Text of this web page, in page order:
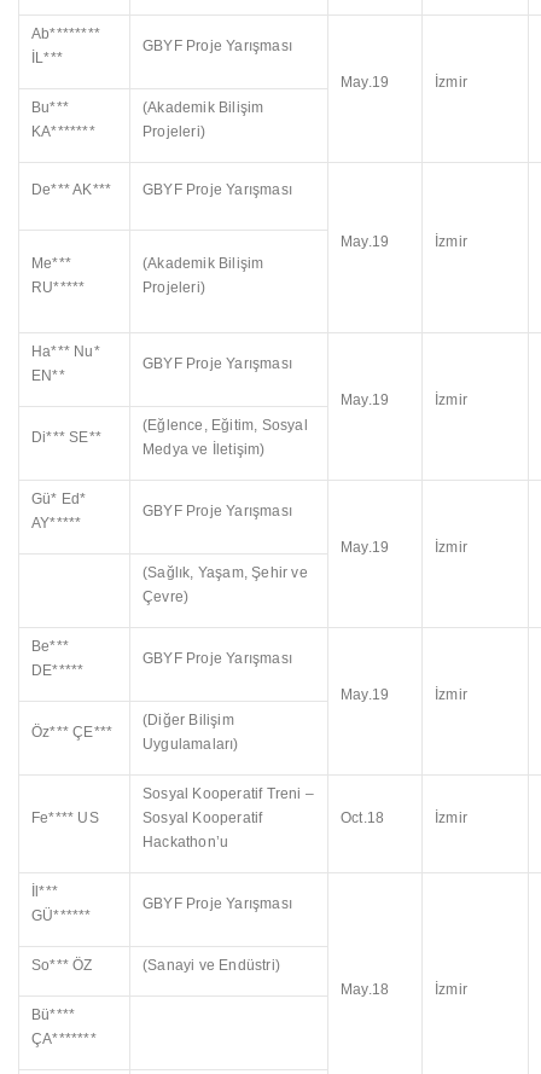
Ab********
İL***
GBYF Proje Yarışması
May.19
İzmir
Bu***
KA*******
(Akademik Bilişim
Projeleri)
De*** AK*** GBYF Proje Yarışması
May.19
İzmir
Me***
RU*****
(Akademik Bilişim
Projeleri)
Ha*** Nu*
EN**
GBYF Proje Yarışması
May.19 İzmir
Di*** SE**
(Eğlence, Eğitim, Sosyal
Medya ve İletişim)
Gü* Ed*
AY*****
GBYF Proje Yarışması
May.19
İzmir
(Sağlık, Yaşam, Şehir ve
Çevre)
Be***
DE*****
GBYF Proje Yarışması
May.19 İzmir
Öz*** ÇE***
(Diğer Bilişim
Uygulamaları)
Fe**** US
Sosyal Kooperatif Treni –
Sosyal Kooperatif
Hackathon’u
Oct.18 İzmir
İl***
GÜ******
GBYF Proje Yarışması
May.18 İzmir
So*** ÖZ (Sanayi ve Endüstri)
Bü****
ÇA*******